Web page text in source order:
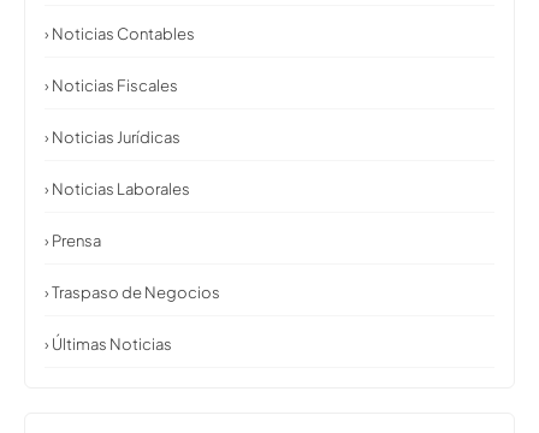
› Noticias Contables
› Noticias Fiscales
› Noticias Jurídicas
› Noticias Laborales
› Prensa
› Traspaso de Negocios
› Últimas Noticias